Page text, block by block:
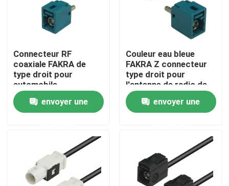
Contrôle de qualité
Nous contacter
Demander un devis
Connecteur de carte PCB de FAKRA
Connecteur RF
coaxiale FAKRA de
type droit pour
automobile
envoyer une
Couleur eau bleue
FAKRA Z connecteur
type droit pour
l'antenne de radio de
voiture
envoyer une